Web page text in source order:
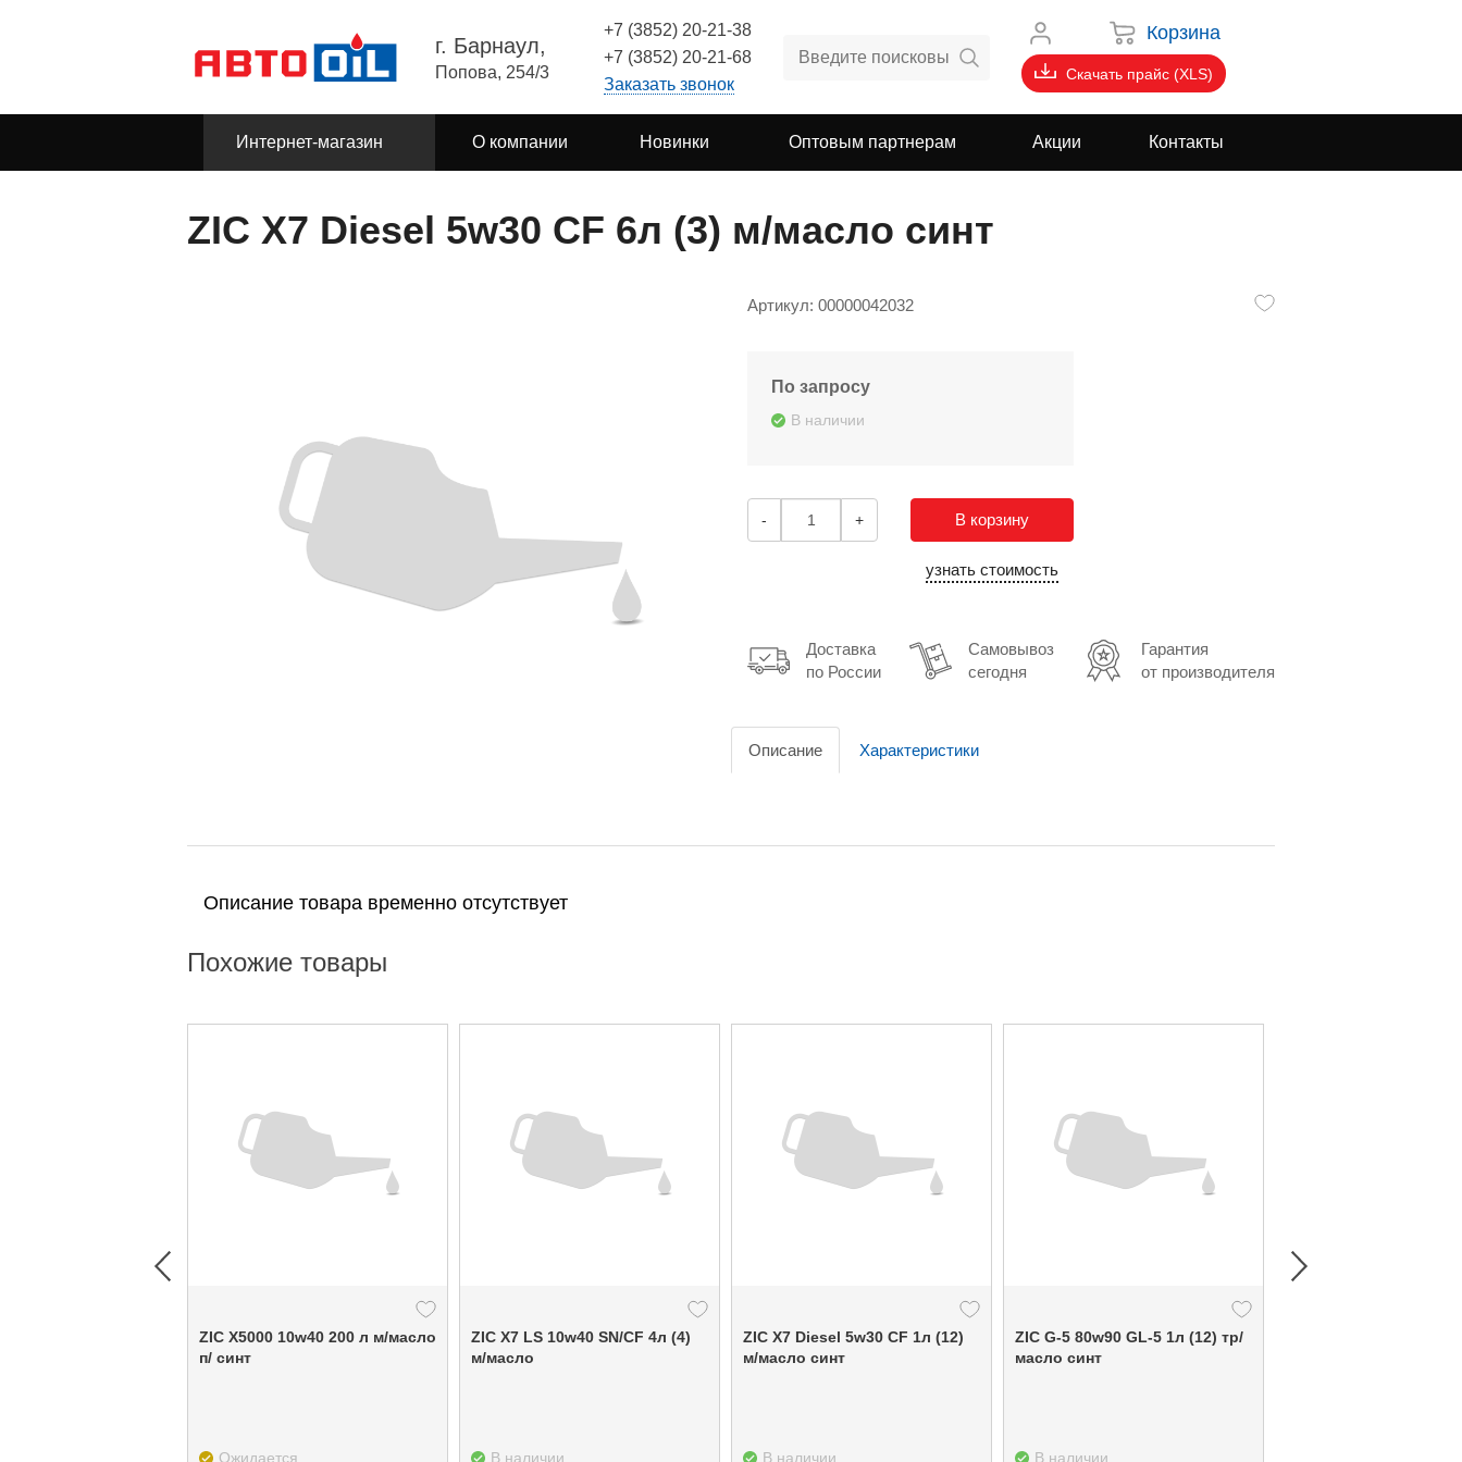
г. Барнаул,
Попова, 254/3
+7 (3852) 20-21-38
+7 (3852) 20-21-68
Заказать звонок
Корзина
Скачать прайс (XLS)
Интернет-магазин О компании Новинки Оптовым партнерам Акции Контакты
ZIC X7 Diesel 5w30 CF 6л (3) м/масло синт
Артикул: 00000042032
По запросу
В наличии
- + В корзину
узнать стоимость
Доставка
по России
Самовывоз
сегодня
Гарантия
от производителя
Описание Характеристики
Описание товара временно отсутствует
Похожие товары
ZIC X5000 10w40 200 л м/масло
п/ синт
Ожидается
ZIC X7 LS 10w40 SN/CF 4л (4)
м/масло
В наличии
ZIC X7 Diesel 5w30 CF 1л (12)
м/масло синт
В наличии
ZIC G-5 80w90 GL-5 1л (12) тр/
масло синт
В наличии